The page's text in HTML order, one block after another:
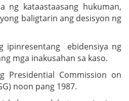
ng kataastaasang hukuman,
baligtarin ang desisyon ng
ipinresentang ebidensiya ng
mga inakusahan sa kaso.
Presidential Commission on
noon pang 1987.